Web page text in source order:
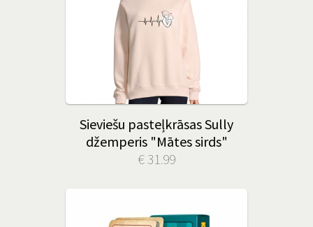
Sieviešu pasteļkrāsas Sully
džemperis "Mātes sirds"
€ 31.99